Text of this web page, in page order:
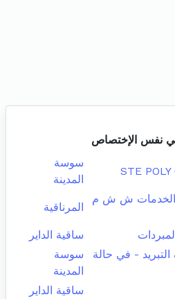
نفس الإختصاص
STE
سوسة
المدينة
الخدمات ش ش م
المرناقية
ساقية الداير
- في حالة
سوسة
المدينة
ساقية الداير